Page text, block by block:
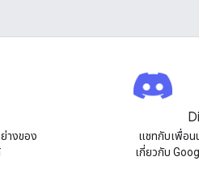
างของ
แชทกับเพื่อ
เกี่ยวกับ